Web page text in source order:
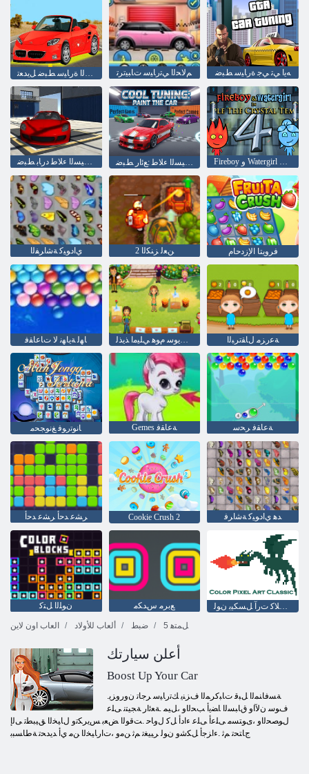
ﻕﺎﺒﺴﻟﺍ ﺓﺭﺎﻴﺳ ﻂﺒﺿ ﻞﻳﺪﻌﺗ ﻢﻟﺎﺤﻟﺍ ﻲﺗﺭﺎﻴﺳ ﺕﺎﺒﻴﺗﺮﺗ ﻪﻳﺍ ﻲﺗ ﻲﺟ ﺓﺭﺎﻴﺳ ﻂﺒﺿ
ﺓﺭﺎﻴﺴﻟﺍ ءﻼ ﻃ ﺩﺭﺎﺑ ﻂﺒﺿ ﺓﺭﺎﻴﺴﻟﺍ ءﻼ ﻃ :ﻊﺋﺍﺭ ﻂﺒﺿ Fireboy ﻭ Watergirl 4: Crystal Temple
ﻱﺍﺩﻮﻴﻛ ﺔﺷﺍﺮﻔﻟﺍ 2 ﻦﻌﻟ ﺰﻨﻜﻟﺍ فرويتا الإزدحام
ﺎﻬﻟ ﺔﻳﺎﻬﻧ ﻻ ﺕﺎﻋﺎﻘﻓ ﻡﻮﻫ ﺖﻳﻮﺳ ﻡﻮﻫ ﻲﻠﻴﻣﺍ ﺬﻳﺬﻟ ﺔﻋﺭﺰﻣ ﻝﺎﻘﺗﺮﺒﻟﺍ
ﺎﻧﻮﺗﺭﻮﻓ ﻎﻧﻮﺠﺤﻣ Gemes ﺔﻋﺎﻘﻓ ﺔﻋﺎﻘﻓ ﺮﺤﺳ
ﺮﺸﻋ ﺪﺣﺃ ﺮﺸﻋ ﺪﺣﺃ Cookie Crush 2 ﺪﻫ ﻱﺍﺩﻮﻴﻛ ﺔﺷﺍﺮﻓ
ﻥﻮﻠﻟﺍ ﻞﺘﻛ ﻊﺑﺮﻣ ﺱﺪﻜﻣ
ﻚﻴﺳﻼ ﻛ ﺕﺭﺁ ﻞﺴﻜﻴﺑ ﻥﻮﻟ
العاب اون لاين
ألعاب للأولاد ضبط 5 ﻞﻤﺘﻫ
أعلن سيارتك
Boost Up Your Car
.ﺔﺴﻓﺎﻨﻤﻟﺍ ﻞﺒﻗ ﺕﺎﺒﻛﺮﻤﻟﺍ ﻑﺰﻨﻳ ﻚﺗﺭﺎﻴﺳ ﺮﺟﺎﺗ ﻥﻭﺭﻭﺰﻳ
ﻑﻮﺳ ﻥﻵ ﺍﻭ ﻕﺎﺒﺴﻟﺍ ﺎﻀﻳﺃ ﺐﺤﻟﺍﻭ ،ﻞﻴﻤ .ﺔﻌﺋﺍﺭ ﺔﺠﻴﺘﻧ ﻰﻠﻋ
ﻝﻮﺼﺤﻟﺍﻭ ،ﻯﻮﺘﺴﻣ ﻰﻠﻋﺃ ﻰﻠﻋ ءﺍﺩﺃ ﻞﻛ ﻝﻭﺎﺣ .ﺖﻗﻮﻟﺍ ﺾﻌﺑ ﺲﻳﺮﻜﺗﻭ ﻝﺎﻴﺨﻟﺍ ﻖﻴﺒﻄﺗ ﻰﻟﺇ
ﺝﺎﺘﺤﺗ ﻢﺛ .ءﺍﺰﺟﺃ ﻞﻜﺷﻭ ﻥﻮﻟ ﺮﻴﻴﻐﺗ ﻢﺛ ﻦﻣﻭ ،ﺕﺍﺭﺎﻴﺨﻟﺍ ﻦﻣ ﻱﺃ ﺪﻳﺪﺤﺗ ﺔﻃﺎﺴﺒﺑ